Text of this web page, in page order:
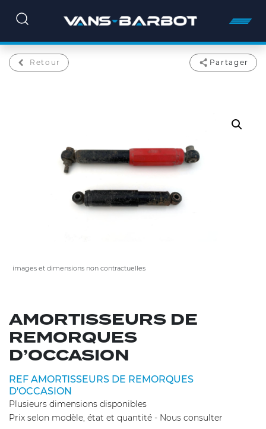
images et dimensions non contractuelles
AMORTISSEURS DE
REMORQUES
D’OCCASION
REF AMORTISSEURS DE REMORQUES
D'OCCASION
Plusieurs dimensions disponibles
Prix selon modèle, état et quantité - Nous consulter
Retour Partager